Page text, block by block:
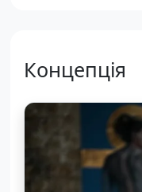
Концепція